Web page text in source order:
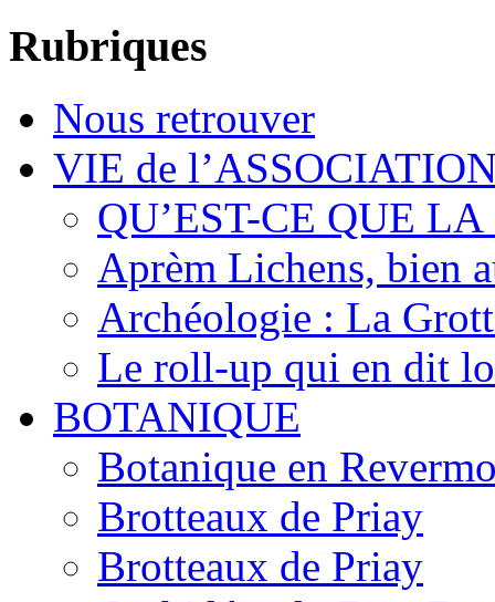
Rubriques
Nous retrouver
VIE de
QU’EST-CE QUE
Aprèm Lichens, bien
Archéologie : La
Le roll-up qui en dit
BOTANIQUE
Botanique en
Brotteaux de Priay
Brotteaux de Priay